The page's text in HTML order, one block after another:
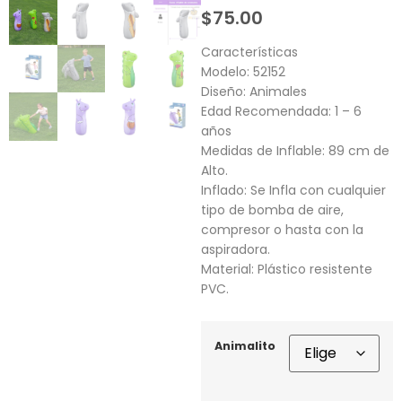
$75.00
Características
Modelo: 52152
Diseño: Animales
Edad Recomendada: 1 – 6
años
Medidas de Inflable: 89 cm de
Alto.
Inflado: Se Infla con cualquier
tipo de bomba de aire,
compresor o hasta con la
aspiradora.
Material: Plástico resistente
PVC.
Animalito